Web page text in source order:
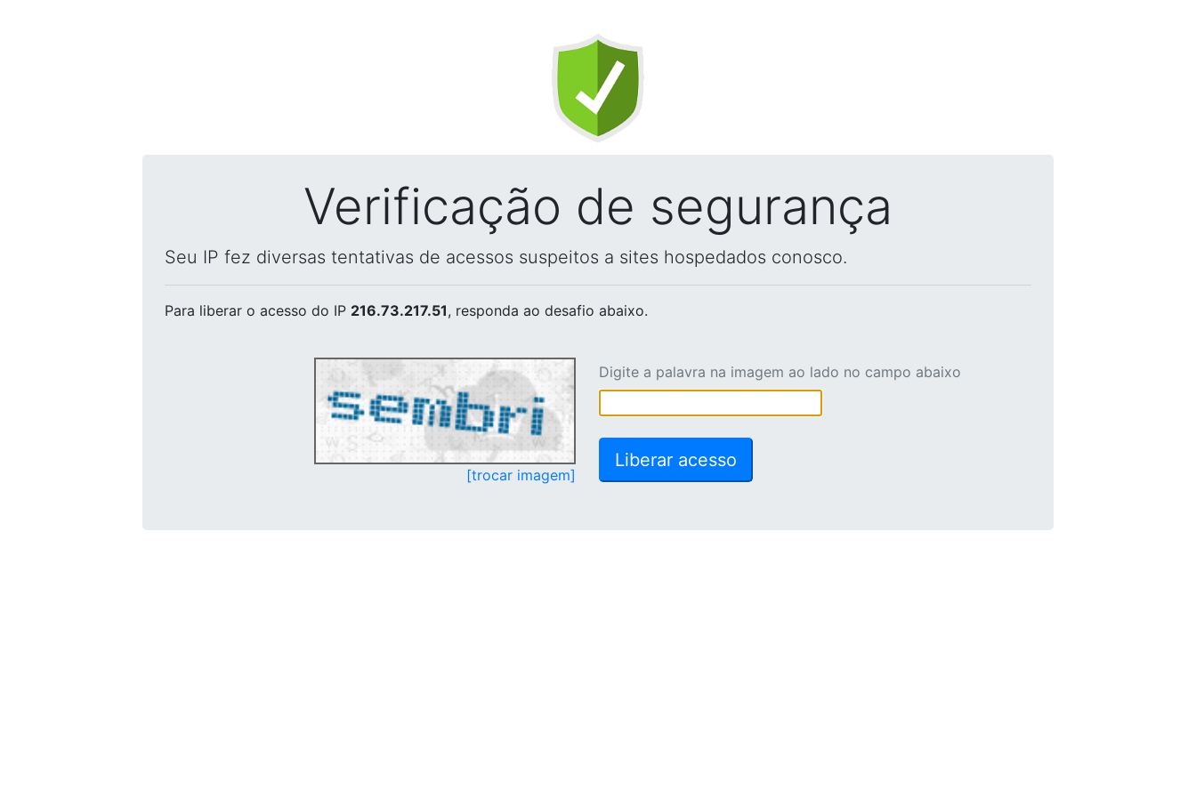
Verificação de segurança
Seu IP fez diversas tentativas de acessos suspeitos a sites hospedados conosco.
Para liberar o acesso do IP 216.73.217.51, responda ao desafio abaixo.
[trocar imagem]
Digite a palavra na imagem ao lado no campo abaixo